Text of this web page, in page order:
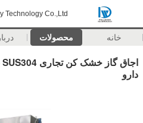
Technology Co.,Ltd
خانه محصولات
دارو